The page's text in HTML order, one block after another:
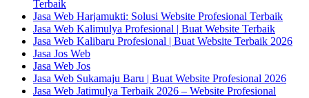
Terbaik
Jasa Web Harjamukti: Solusi Website Profesional Terbaik
Jasa Web Kalimulya Profesional | Buat Website Terbaik
Jasa Web Kalibaru Profesional | Buat Website Terbaik 2026
Jasa Jos Web
Jasa Web Jos
Jasa Web Sukamaju Baru | Buat Website Profesional 2026
Jasa Web Jatimulya Terbaik 2026 – Website Profesional